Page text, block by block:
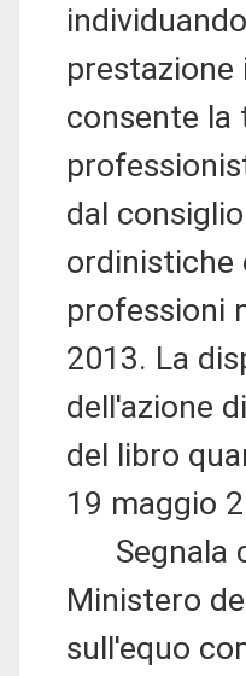
consente la
dal
ordinistiche
professioni
2013. La
dell'azione
del libro
19 maggio
Segnala
Ministero
sull'equo